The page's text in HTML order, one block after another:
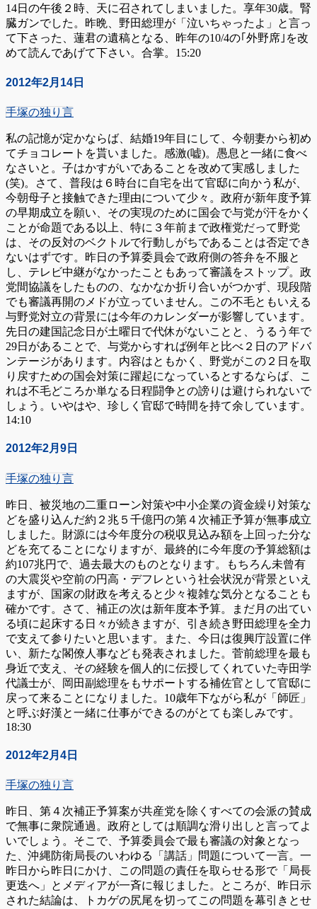
14日の午後２時、天に召されてしまいました。享年30歳。腎
臓ガンでした。昨晩、野田総理が「泣いちゃったよ」と言っ
て下さった、蓮君の遺稿となる、昨年の10/4の｢外野席｣を改
めて読んであげて下さい。合掌。15:20
2012年2月14日
手塚の独り言
私の記憶が定かならば、結婚19年目にして、今朝妻から初め
てチョコレートを貰いました。感激(嘘)。愚息と一緒に食べ
なさいと。子はかすがいであることを改めて実感しました
(笑)。さて、普段は６時台に自宅を出て官邸に向かう私が、
今朝母子と接触できた理由について少々。政府が新年度予算
の早期成立を願い、その実現のために国会で与党が汗をかく
ことが命題である以上、特に３年前まで政権党だって野党
は、その反対のベクトルで行動しがちであることは否定でき
ないはずです。昨日の予算委員会で政府側の答弁を不服と
し、テレビ中継がなかったこともあって審議をストップ。政
党間協議をしたものの、なかなか折り合いがつかず、現段階
でも審議再開のメドが立っていません。この不毛ともいえる
与野党対立の背景には今年のカレンダーが影響しています。
先日の建国記念日が土曜日で代休がないことと、うるう年で
29日があることで、与党からすれば例年と比べ２日のアドバ
ンテージがあります。内容はともかく、野党がこの２日を取
り戻すための国会対策に躍起になっているとするならば、こ
れは不毛どころか単なる日程闘争との謗りは避けられないで
しょう。いやはや、珍しく官邸で時間を持て余しています。
14:10
2012年2月9日
手塚の独り言
昨日、被災地の二重ローン対策や中小企業の資金繰り対策な
どを盛り込んだ約２兆５千億円の第４次補正予算が無事成立
しました。財源には今年度分の税収見込み額を上回った分な
どを充てることになりますが、最終的に今年度の予算総額は
約107兆円で、過去最大のものとなります。もちろん未曾有
の大震災や空前の円高・デフレという社会状況が背景といえ
ますが、国家の財政を考えると少々複雑な気分となることも
確かです。さて、補正の次は新年度本予算。まだ月の出てい
る頃に起床する日々が続きますが、引き続き野田総理を全力
で支えて参りたいと思います。また、今日は復興庁設置に伴
い、新たな閣僚人事なども発表されました。菅前総理を最も
身近で支え、その経験を個人的に伝授してくれていた寺田学
代議士が、岡田副総理をもサポートする補佐官として官邸に
戻って来ることになりました。10歳年下ながら私が「師匠」
と呼ぶ好漢と一緒に仕事ができるのがとても楽しみです。
18:30
2012年2月4日
手塚の独り言
昨日、第４次補正予算案が共産党を除くすべての会派の賛成
で無事に衆院通過。政府としては順調な滑り出しと言ってよ
いでしょう。そこで、予算委員会で最も審議の対象となっ
た、沖縄防衛局長のいわゆる「講話」問題について一言。一
昨日から昨日にかけ、この問題の責任を取らせる形で「局長
更迭へ」とメディアが一斉に報じました。ところが、昨日示
された結論は、トカゲの尻尾を切ってこの問題を幕引きとせ